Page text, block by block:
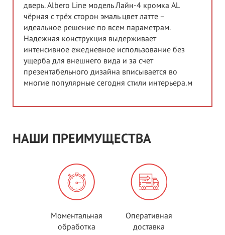
дверь. Albero Line модель Лайн-4 кромка AL
чёрная с трёх сторон эмаль цвет латте –
идеальное решение по всем параметрам.
Надежная конструкция выдерживает
интенсивное ежедневное использование без
ущерба для внешнего вида и за счет
презентабельного дизайна вписывается во
многие популярные сегодня стили интерьера.м
НАШИ ПРЕИМУЩЕСТВА
Моментальная
обработка
Оперативная
доставка